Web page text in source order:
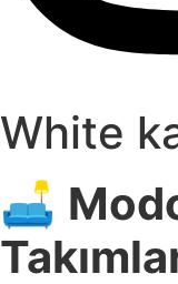
White
🛋️